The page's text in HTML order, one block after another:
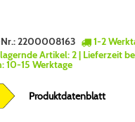
2200008163
1-2
Artikel:2| Lieferzeit
10-15 Werktage
Produktdatenblatt